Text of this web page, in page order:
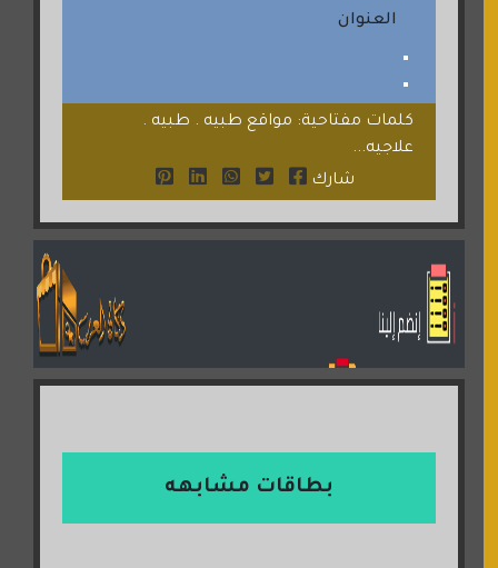
العنوان
كلمات مفتاحية: مواقع طبيه . طبيه .
علاجيه...
شارك
بطاقات مشابهه